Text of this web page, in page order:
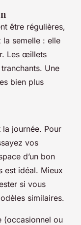
être régulières,
la semelle : elle
Les œillets
Une
bien plus
journée. Pour
vos
d’un bon
est idéal. Mieux
si vous
similaires.
(occasionnel ou